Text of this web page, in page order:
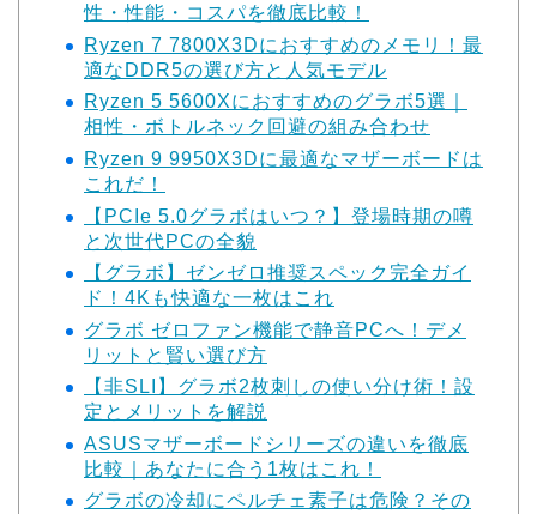
性・性能・コスパを徹底比較！
Ryzen 7 7800X3Dにおすすめのメモリ！最
適なDDR5の選び方と人気モデル
Ryzen 5 5600Xにおすすめのグラボ5選｜
相性・ボトルネック回避の組み合わせ
Ryzen 9 9950X3Dに最適なマザーボードは
これだ！
【PCIe 5.0グラボはいつ？】登場時期の噂
と次世代PCの全貌
【グラボ】ゼンゼロ推奨スペック完全ガイ
ド！4Kも快適な一枚はこれ
グラボ ゼロファン機能で静音PCへ！デメ
リットと賢い選び方
【非SLI】グラボ2枚刺しの使い分け術！設
定とメリットを解説
ASUSマザーボードシリーズの違いを徹底
比較｜あなたに合う1枚はこれ！
グラボの冷却にペルチェ素子は危険？その